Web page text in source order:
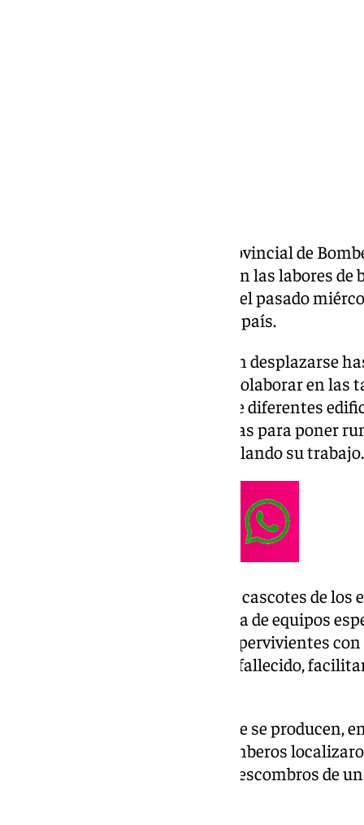
Los bomberos del Consorcio Provincial de
Málaga continúan trabajando en las labores de
terremoto que azotó Venezuela el pasado
momento, 1.450 fallecidos en el país.
El equipo malagueño no dudó en desplazarse
pasado sábado a Caracas para colaborar en
víctimas entre los escombros de diferentes
que esperar hasta las 19.00 horas para poner
cero›, donde continúan desarrollando su trabajo.
Los efectivos trabajan entre los cascotes de
capital venezolana. Con la ayuda de equipos
detección, buscan a posibles supervivientes
caso de que las víctimas hayan fallecido,
Durante estas labores de rescate se producen,
inesperados. Este lunes, los bomberos
permanecía atrapado entre los escombros de